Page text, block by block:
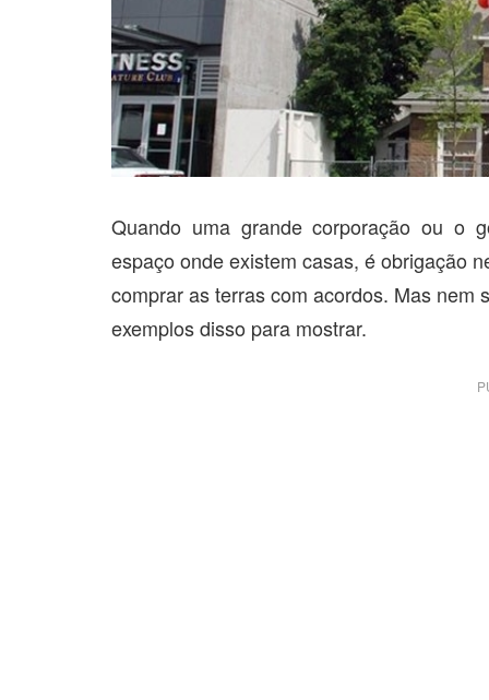
Quando uma grande corporação ou o
espaço onde existem casas, é obrigação
comprar as terras com acordos. Mas
exemplos disso para mostrar.